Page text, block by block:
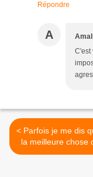
Répondre
A
C'est
< Parfois je me dis que c'est
la meilleure chose
soit arrivée